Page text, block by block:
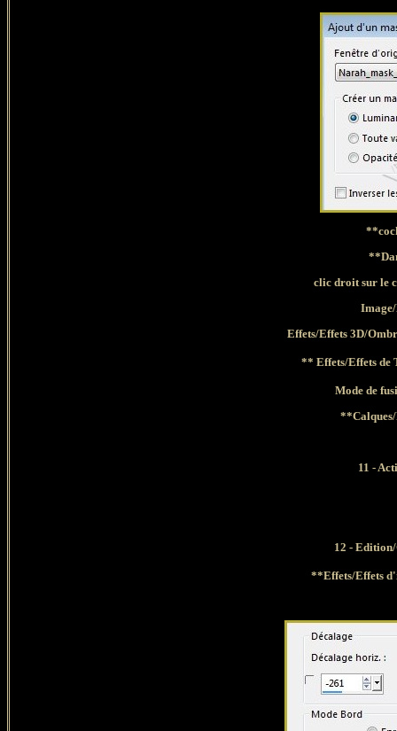
clic droit sur le
Effets/Effets 3D/
** Effets/Effets de
Mode de
**Calques
11 -
12 -Edition
**Effets/Effets